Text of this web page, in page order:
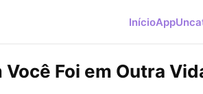
InícioApp
Foi em Outra